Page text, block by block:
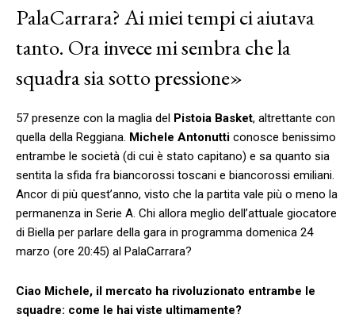
PalaCarrara? Ai miei tempi ci aiutava
tanto. Ora invece mi sembra che la
squadra sia sotto pressione»
57 presenze con la maglia del Pistoia Basket, altrettante con
quella della Reggiana. Michele Antonutti conosce benissimo
entrambe le società (di cui è stato capitano) e sa quanto sia
sentita la sfida fra biancorossi toscani e biancorossi emiliani.
Ancor di più quest’anno, visto che la partita vale più o meno la
permanenza in Serie A. Chi allora meglio dell’attuale giocatore
di Biella per parlare della gara in programma domenica 24
marzo (ore 20:45) al PalaCarrara?
Ciao Michele, il mercato ha rivoluzionato entrambe le
squadre: come le hai viste ultimamente?